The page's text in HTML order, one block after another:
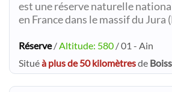
est une réserve naturelle
en France dans le massif du Jura
Réserve/Altitude: 580 / 01 - Ain
Situéà plus de 50 kilomètresde